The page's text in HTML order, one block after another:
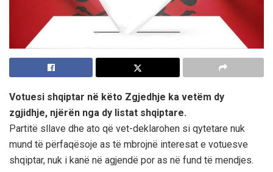
Votuesi shqiptar në këto Zgjedhje ka vetëm dy
zgjidhje, njërën nga dy listat shqiptare.
Partitë sllave dhe ato që vet-deklarohen si qytetare nuk
mund të përfaqësoje as të mbrojnë interesat e votuesve
shqiptar, nuk i kanë në agjendë por as në fund të mendjes.